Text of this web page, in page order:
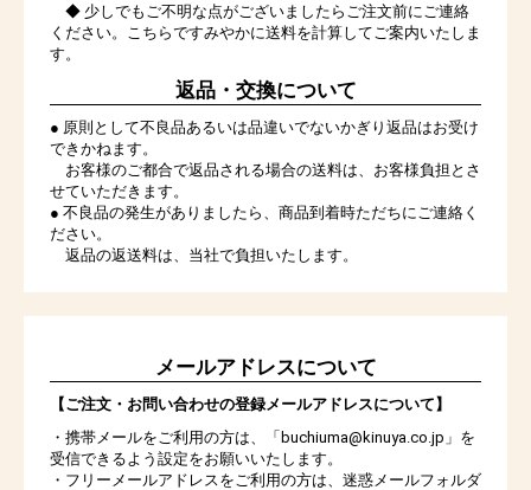
◆ 少しでもご不明な点がございましたらご注文前にご連絡
ください。こちらですみやかに送料を計算してご案内いたしま
す。
返品・交換について
● 原則として不良品あるいは品違いでないかぎり返品はお受け
できかねます。
お客様のご都合で返品される場合の送料は、お客様負担とさ
せていただきます。
● 不良品の発生がありましたら、商品到着時ただちにご連絡く
ださい。
返品の返送料は、当社で負担いたします。
メールアドレスについて
【ご注文・お問い合わせの登録メールアドレスについて】
・携帯メールをご利用の方は、「buchiuma@kinuya.co.jp」を
受信できるよう設定をお願いいたします。
・フリーメールアドレスをご利用の方は、迷惑メールフォルダ